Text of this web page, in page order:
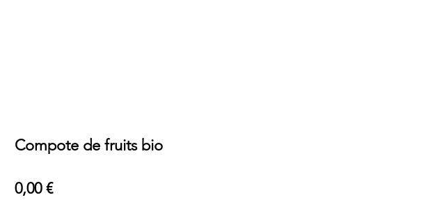
Compote de fruits bio
0,00 €Prix